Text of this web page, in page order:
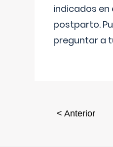
indicados en
postparto.
preguntar a
< Anterior